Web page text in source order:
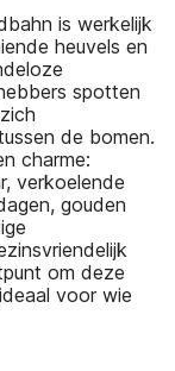
is werkelijk
heuvels en
spotten
de bomen.
charme:
verkoelende
gouden
om deze
voor wie